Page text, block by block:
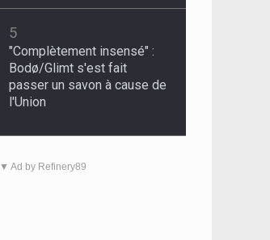
5
"Complètement insensé" :
Bodø/Glimt s'est fait
passer un savon à cause de
l'Union
▼ Ad by Refinery89